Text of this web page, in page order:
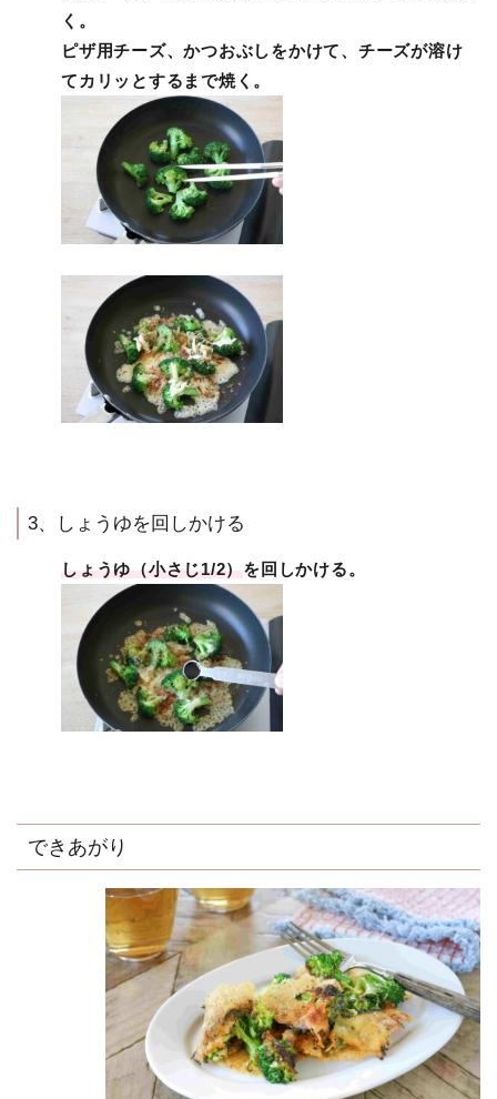
く。
ピザ用チーズ、かつおぶしをかけて、チーズが溶け
てカリッとするまで焼く。
3、しょうゆを回しかける
しょうゆ（小さじ1/2） を回しかける。
できあがり